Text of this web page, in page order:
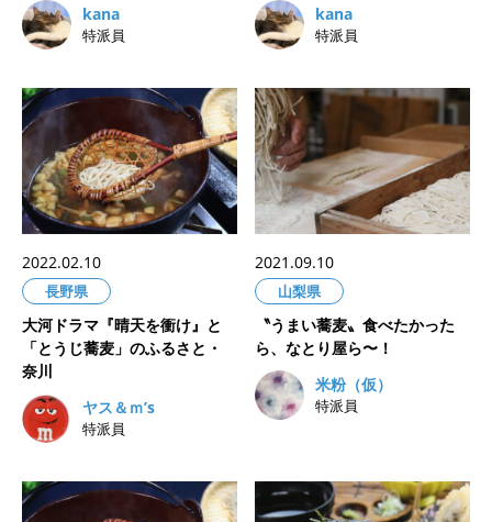
kana
特派員
kana
特派員
2022.02.10
長野県
大河ドラマ『晴天を衝け』と
「とうじ蕎麦」のふるさと・
奈川
ヤス＆ｍ’s
特派員
2021.09.10
山梨県
〝うまい蕎麦〟食べたかった
ら、なとり屋ら〜！
米粉（仮）
特派員